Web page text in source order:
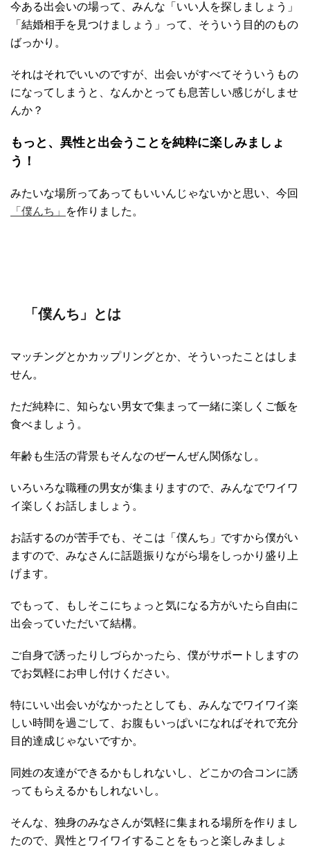
今ある出会いの場って、みんな「いい人を探しましょう」
「結婚相手を見つけましょう」って、そういう目的のもの
ばっかり。
それはそれでいいのですが、出会いがすべてそういうもの
になってしまうと、なんかとっても息苦しい感じがしませ
んか？
もっと、異性と出会うことを純粋に楽しみましょ
う！
みたいな場所ってあってもいいんじゃないかと思い、今回
「僕んち」
を作りました。
「僕んち」とは
マッチングとかカップリングとか、そういったことはしま
せん。
ただ純粋に、知らない男女で集まって一緒に楽しくご飯を
食べましょう。
年齢も生活の背景もそんなのぜーんぜん関係なし。
いろいろな職種の男女が集まりますので、みんなでワイワ
イ楽しくお話しましょう。
お話するのが苦手でも、そこは「僕んち」ですから僕がい
ますので、みなさんに話題振りながら場をしっかり盛り上
げます。
でもって、もしそこにちょっと気になる方がいたら自由に
出会っていただいて結構。
ご自身で誘ったりしづらかったら、僕がサポートしますの
でお気軽にお申し付けください。
特にいい出会いがなかったとしても、みんなでワイワイ楽
しい時間を過ごして、お腹もいっぱいになればそれで充分
目的達成じゃないですか。
同姓の友達ができるかもしれないし、どこかの合コンに誘
ってもらえるかもしれないし。
そんな、独身のみなさんが気軽に集まれる場所を作りまし
たので、異性とワイワイすることをもっと楽しみましょ